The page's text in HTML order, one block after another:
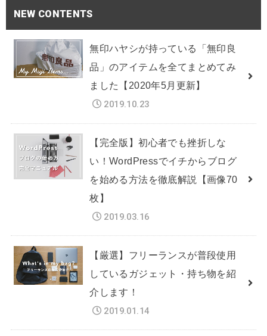
NEW CONTENTS
無印ハヤシが持っている「無印良
品」のアイテムを全てまとめてみ
ました【2020年5月更新】
2019.10.23
【完全版】初心者でも挫折しな
い！WordPressでイチからブログ
を始める方法を徹底解説【画像70
枚】
2019.03.16
【厳選】フリーランスが普段使用
しているガジェット・持ち物を紹
介します！
2019.01.14